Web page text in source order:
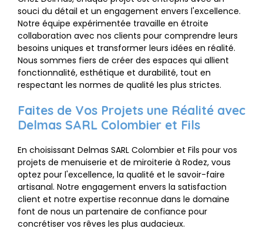
souci du détail et un engagement envers l'excellence.
Notre équipe expérimentée travaille en étroite
collaboration avec nos clients pour comprendre leurs
besoins uniques et transformer leurs idées en réalité.
Nous sommes fiers de créer des espaces qui allient
fonctionnalité, esthétique et durabilité, tout en
respectant les normes de qualité les plus strictes.
Faites de Vos Projets une Réalité avec
Delmas SARL Colombier et Fils
En choisissant Delmas SARL Colombier et Fils pour vos
projets de menuiserie et de miroiterie à Rodez, vous
optez pour l'excellence, la qualité et le savoir-faire
artisanal. Notre engagement envers la satisfaction
client et notre expertise reconnue dans le domaine
font de nous un partenaire de confiance pour
concrétiser vos rêves les plus audacieux.